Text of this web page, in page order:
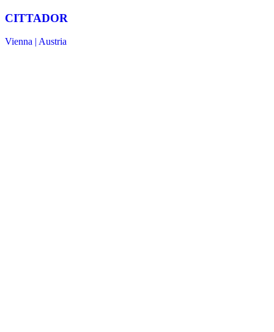
CITTADOR
Vienna | Austria